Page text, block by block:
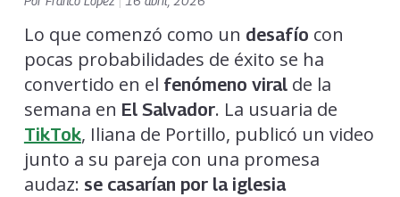
Lo que comenzó como un desafío con
pocas probabilidades de éxito se ha
convertido en el fenómeno viralde la
semana en El Salvador. La usuaria de
TikTok, Iliana de Portillo, publicó un video
junto a su pareja con una promesa
audaz: se casarían por la iglesia